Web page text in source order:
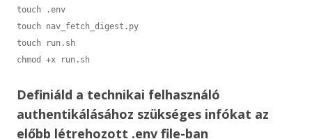
touch .env
touch nav_fetch_digest.py
touch run.sh
Definiáld a technikai felhasználó
authentikálásához szükséges infókat az
előbb létrehozott .env file-ban